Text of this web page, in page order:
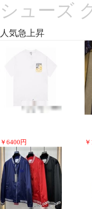
シューズ
人気急上昇
￥ 6400 円 ￥